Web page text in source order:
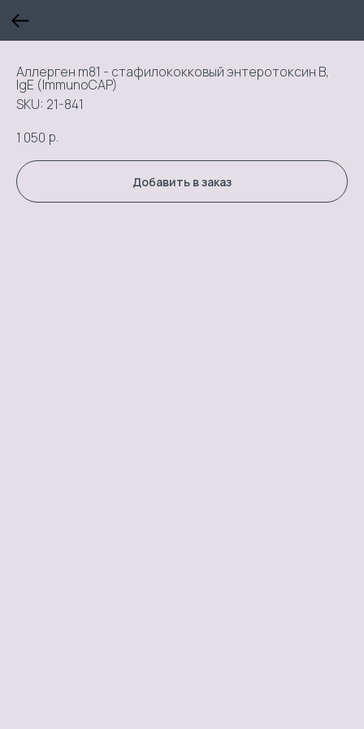
Аллерген m81 - стафилококковый энтеротоксин В,
IgE (ImmunoCAP)
SKU: 21-841
1 050 р.
Добавить в заказ